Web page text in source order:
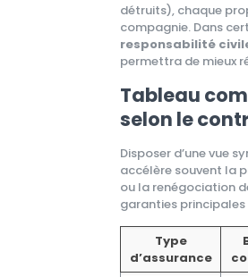
détruits), chaque
compagnie. Dans
responsabilité
permettra de mieux
Tableau
selon le
Disposer d’une vue
accélère souvent la
ou la renégociation
garanties principales
Type
d’assurance